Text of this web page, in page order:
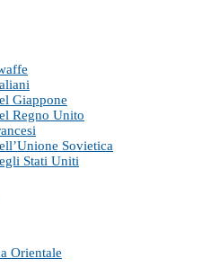
Giappone
Regno Unito
Sovietica
Stati Uniti
Orientale